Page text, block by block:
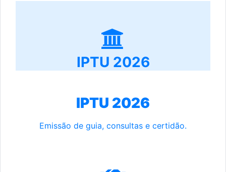
IPTU 2026
IPTU 2026
Emissão de guia, consultas e certidão.